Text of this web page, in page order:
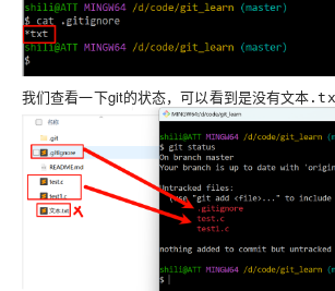
我们查看一下git的状态，可以看到是没有文本